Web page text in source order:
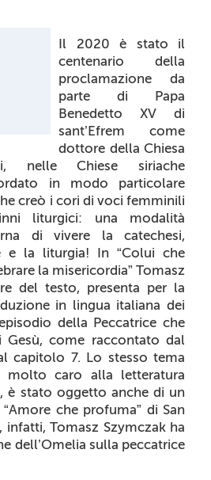
+
+
AUTORI VARI
Il 2020 è stato il
centenario della
proclamazione da
parte di Papa
Benedetto XV di
sant’Efrem come
dottore della Chiesa
, nelle Chiese siriache
in modo particolare
creò i cori di voci femminili
liturgici: una modalità
di vivere la catechesi,
e la liturgia! In “Colui che
la misericordia” Tomasz
del testo, presenta per la
in lingua italiana dei
della Peccatrice che
come raccontato dal
capitolo 7. Lo stesso tema
molto caro alla letteratura
è stato oggetto anche di un
che profuma” di San
infatti, Tomasz Szymczak ha
dell’Omelia sulla peccatrice